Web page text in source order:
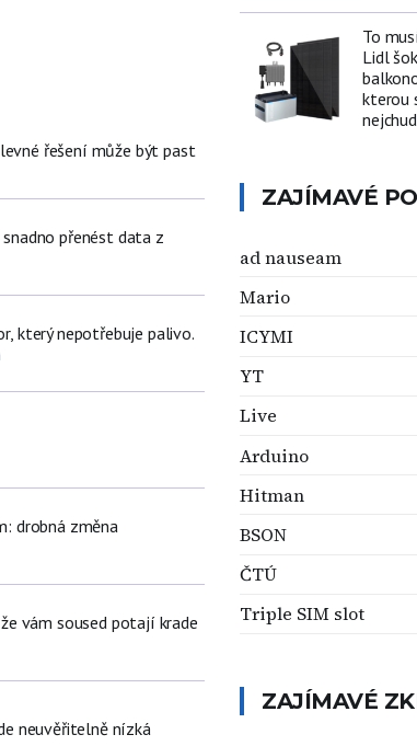
řešení může být past
přenést data z
který nepotřebuje palivo.
drobná změna
vám soused potají krade
neuvěřitelně nízká
To
Lidl
kterou
ZAJÍMAVÉ
ad nauseam
Mario
ICYMI
YT
Live
Arduino
Hitman
BSON
ČTÚ
Triple SIM slot
ZAJÍMAVÉ